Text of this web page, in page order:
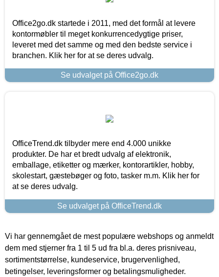
Office2go.dk startede i 2011, med det formål at levere
kontormøbler til meget konkurrencedygtige priser,
leveret med det samme og med den bedste service i
branchen. Klik her for at se deres udvalg.
Se udvalget på Office2go.dk
OfficeTrend.dk tilbyder mere end 4.000 unikke
produkter. De har et bredt udvalg af elektronik,
emballage, etiketter og mærker, kontorartikler, hobby,
skolestart, gæstebøger og foto, tasker m.m. Klik her for
at se deres udvalg.
Se udvalget på OfficeTrend.dk
Vi har gennemgået de mest populære webshops og anmeldt
dem med stjerner fra 1 til 5 ud fra bl.a. deres prisniveau,
sortimentstørrelse, kundeservice, brugervenlighed,
betingelser, leveringsformer og betalingsmuligheder.